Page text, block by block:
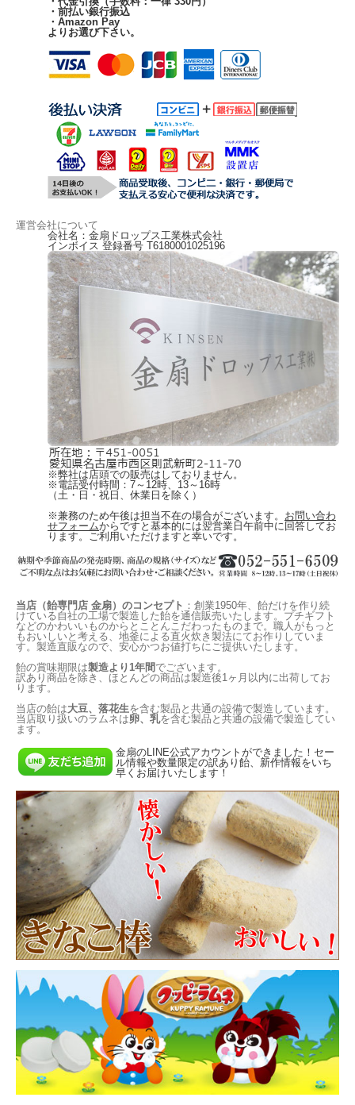
・前払い銀行振込
・Amazon Pay
よりお選び下さい。
運営会社について
会社名：金扇ドロップス工業株式会社
インボイス 登録番号 T6180001025196
※弊社は店頭での販売はしておりません。
※電話受付時間：7～12時、13～16時
（土・日・祝日、休業日を除く）
※兼務のため午後は担当不在の場合がございます。 お問い合わ
せフォームからですと基本的には翌営業日午前中に回答してお
ります。ご利用いただけますと幸いです。
当店（飴専門店 金扇）のコンセプト ：創業1950年、飴だけを作り続
けている自社の工場で製造した飴を通信販売いたします。プチギフト
などのかわいいものからとことんこだわったものまで。職人がもっと
もおいしいと考える、地釜による直火炊き製法にてお作りしていま
す。製造直販なので、安心かつお値打ちにご提供いたします。
飴の賞味期限は製造より1年間 でございます。
訳あり商品を除き、ほとんどの商品は製造後1ヶ月以内に出荷してお
ります。
当店の飴は大豆、落花生を含む製品と共通の設備で製造しています。
当店取り扱いのラムネは卵、乳を含む製品と共通の設備で製造してい
ます。
金扇のLINE公式アカウントができました！セー
ル情報や数量限定の訳あり飴、新作情報をいち
早くお届けいたします！